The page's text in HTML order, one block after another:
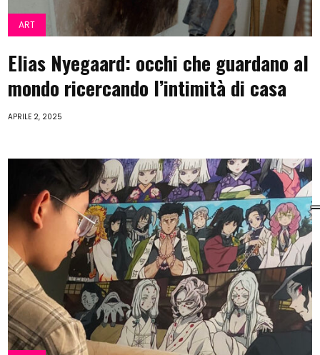
ART
Elias Nyegaard: occhi che guardano al
mondo ricercando l’intimità di casa
APRILE 2, 2025